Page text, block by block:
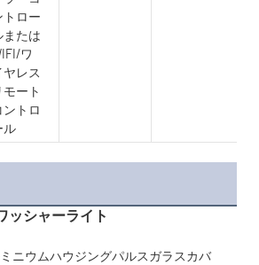
トロー
または
ワ
ヤレス
モート
ントロ
ル
ッシャーライト
ニウムハウジングパルスガラスカバ